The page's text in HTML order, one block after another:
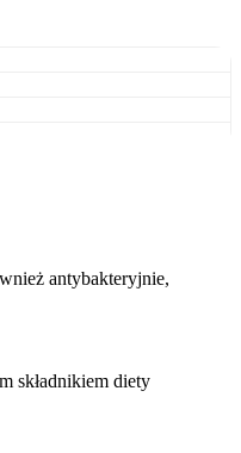
antybakteryjnie,
składnikiem diety